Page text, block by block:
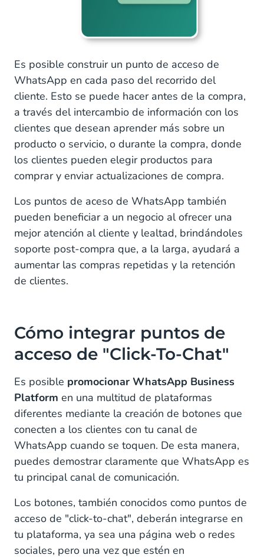
Es posible construir un punto de acceso de
WhatsApp en cada paso del recorrido del
cliente. Esto se puede hacer antes de la compra,
a través del intercambio de información con los
clientes que desean aprender más sobre un
producto o servicio, o durante la compra, donde
los clientes pueden elegir productos para
comprar y enviar actualizaciones de compra.
Los puntos de aceso de WhatsApp también
pueden beneficiar a un negocio al ofrecer una
mejor atención al cliente y lealtad, brindándoles
soporte post-compra que, a la larga, ayudará a
aumentar las compras repetidas y la retención
de clientes.
Cómo integrar puntos de
acceso de "Click-To-Chat"
Es posible promocionar WhatsApp Business
Platform en una multitud de plataformas
diferentes mediante la creación de botones que
conecten a los clientes con tu canal de
WhatsApp cuando se toquen. De esta manera,
puedes demostrar claramente que WhatsApp es
tu principal canal de comunicación.
Los botones, también conocidos como puntos de
acceso de "click-to-chat", deberán integrarse en
tu plataforma, ya sea una página web o redes
sociales, pero una vez que estén en